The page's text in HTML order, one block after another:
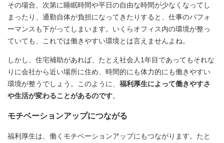
その場合、次第に睡眠時間や平日の自由な時間が少なくなってし
まったり、通勤自体が負担になってきたりすると、仕事のパフォ
ーマンスも下がってしまいます。いくらオフィス内の環境が整っ
ていても、これでは働きやすい環境とは言えませんよね。
しかし、住宅補助があれば、たとえ社会人1年目であってもそれな
りに会社から近い場所に住め、時間的にも体力的にも働きやすい
環境が整うでしょう。このように、 福利厚生によって働きやすさ
や生活が変わることがあるのです。
モチベーションアップにつながる
福利厚生は、働くモチベーションアップにもつながります。たと